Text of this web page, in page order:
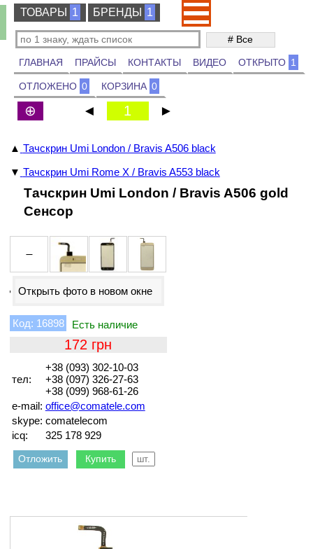
▲ Тачскрин Umi London / Bravis A506 black
▼ Тачскрин Umi Rome X / Bravis A553 black
Тачскрин Umi London / Bravis A506 gold
Сенсор
Открыть фото в новом окне
16898
172
тел:
+38 (093) 302-10-03
+38 (097) 326-27-63
+38 (099) 968-61-26
e-mail: office@comatele.com
skype: comatelecom
icq:
325 178 929
Отложить Купить
ТОВАРЫ БРЕНДЫ
◄ 1 ►
⊕
ГЛАВНАЯ ПРАЙСЫ КОНТАКТЫ ВИДЕО ОТКРЫТО 1
ОТЛОЖЕНО 0 КОРЗИНА 0
ТОВАРЫ 1 БРЕНДЫ 1